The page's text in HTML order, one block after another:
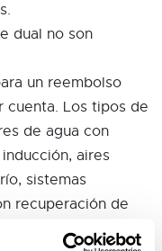
dual no son
un reembolso
Los tipos de
de agua con
aires
sistemas
recuperación de